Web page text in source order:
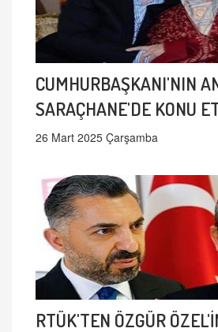
CUMHURBAŞKANI'NIN
SARAÇHANE'DE KONU
26 Mart 2025 Çarşamba
RTÜK'TEN ÖZGÜR